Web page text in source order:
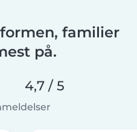
familier
på.
4,7 / 5